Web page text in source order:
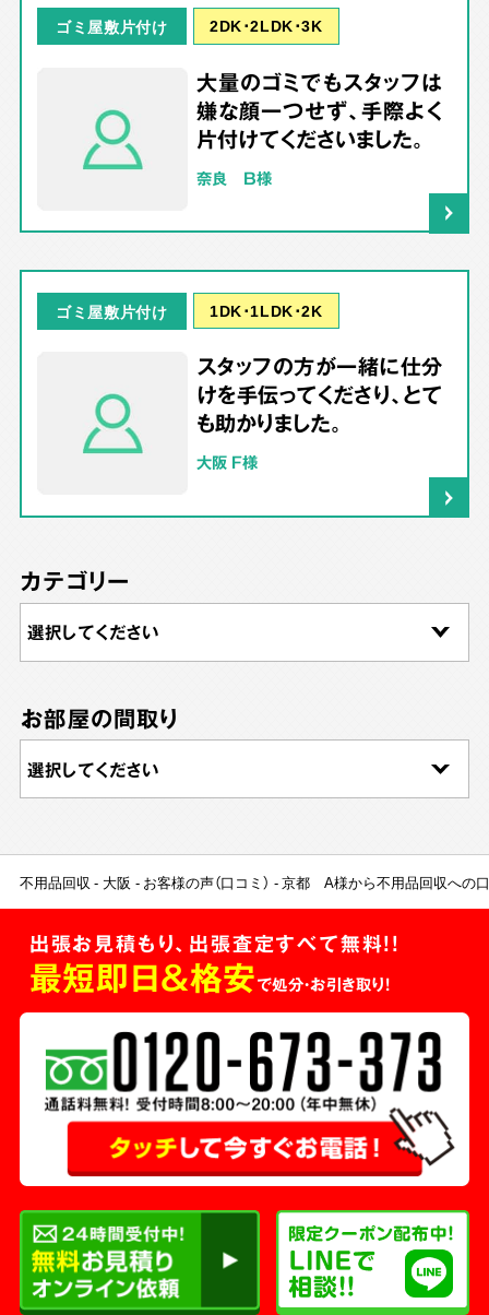
ゴミ屋敷片付け 2DK･2LDK･3K
大量のゴミでもスタッフは
嫌な顔一つせず、手際よく
片付けてくださいました。
奈良 B様
ゴミ屋敷片付け 1DK･1LDK･2K
スタッフの方が一緒に仕分
けを手伝ってくださり、とて
も助かりました。
大阪 F様
カテゴリー
お部屋の間取り
不用品回収 大阪 お客様の声（口コミ） 京都 A様から不用品回収への
出張お見積もり、出張査定すべて無料!!
最短即日＆格安で処分・お引き取り！